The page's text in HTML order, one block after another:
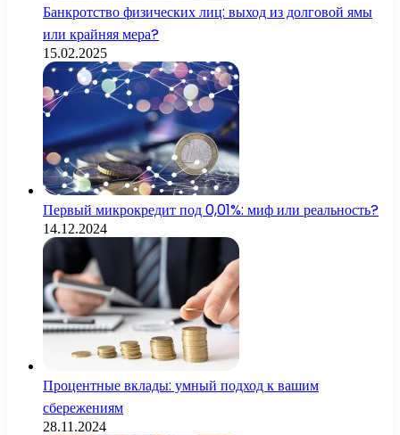
Банкротство физических лиц: выход из долговой ямы
или крайняя мера?
15.02.2025
Первый микрокредит под 0,01%: миф или реальность?
14.12.2024
Процентные вклады: умный подход к вашим
сбережениям
28.11.2024